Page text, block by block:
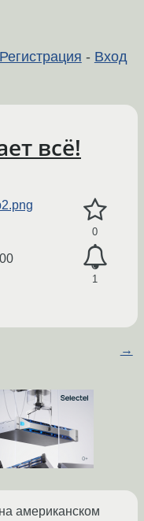
Регистрация - Вход
всё!
0
1
→
американском